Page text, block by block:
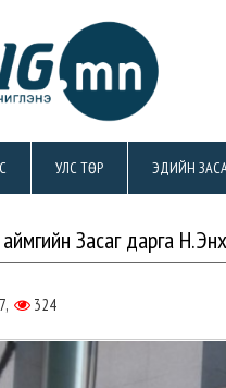
УЛС ТӨР ЭДИЙН
Засаг дарга
324